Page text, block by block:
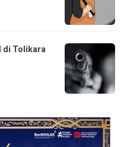
di Tolikara